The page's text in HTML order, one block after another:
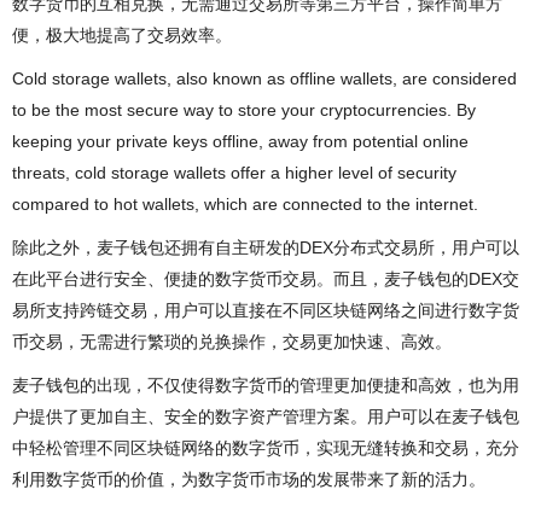
便，极大地提高了交易效率。
Cold storage wallets, also known as offline wallets, are considered
to be the most secure way to store your cryptocurrencies. By
keeping your private keys offline, away from potential online
threats, cold storage wallets offer a higher level of security
compared to hot wallets, which are connected to the internet.
除此之外，麦子钱包还拥有自主研发的DEX分布式交易所，用户可以
在此平台进行安全、便捷的数字货币交易。而且，麦子钱包的DEX交
易所支持跨链交易，用户可以直接在不同区块链网络之间进行数字货
币交易，无需进行繁琐的兑换操作，交易更加快速、高效。
麦子钱包的出现，不仅使得数字货币的管理更加便捷和高效，也为用
户提供了更加自主、安全的数字资产管理方案。用户可以在麦子钱包
中轻松管理不同区块链网络的数字货币，实现无缝转换和交易，充分
利用数字货币的价值，为数字货币市场的发展带来了新的活力。